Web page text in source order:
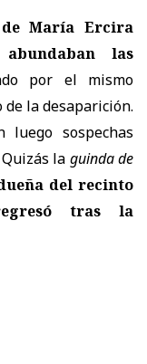
María Ercira
las
por el mismo
la desaparición.
sospechas
la guinda de
del recinto
tras la